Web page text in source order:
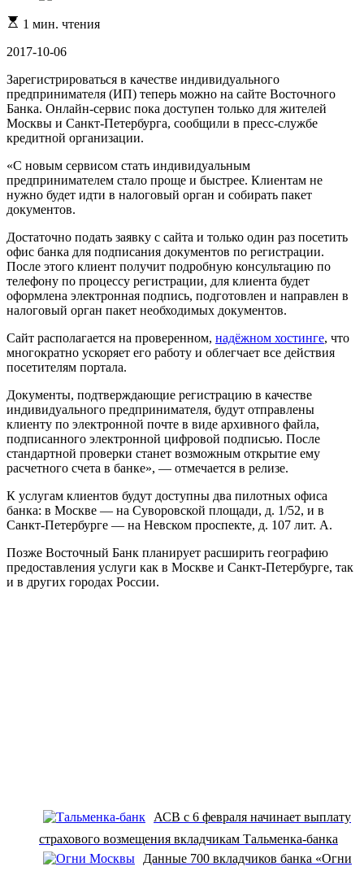
Расчетное
чтения
1 мин. чтения
2017-10-06
Зарегистрироваться в качестве индивидуального
предпринимателя (ИП) теперь можно на сайте Восточного
Банка. Онлайн-сервис пока доступен только для жителей
Москвы и Санкт-Петербурга, сообщили в пресс-службе
кредитной организации.
«С новым сервисом стать индивидуальным
предпринимателем стало проще и быстрее. Клиентам не
нужно будет идти в налоговый орган и собирать пакет
документов.
Достаточно подать заявку с сайта и только один раз посетить
офис банка для подписания документов по регистрации.
После этого клиент получит подробную консультацию по
телефону по процессу регистрации, для клиента будет
оформлена электронная подпись, подготовлен и направлен в
налоговый орган пакет необходимых документов.
Сайт располагается на проверенном, надёжном хостинге, что
многократно ускоряет его работу и облегчает все действия
посетителям портала.
Документы, подтверждающие регистрацию в качестве
индивидуального предпринимателя, будут отправлены
клиенту по электронной почте в виде архивного файла,
подписанного электронной цифровой подписью. После
стандартной проверки станет возможным открытие ему
расчетного счета в банке», — отмечается в релизе.
К услугам клиентов будут доступны два пилотных офиса
банка: в Москве — на Суворовской площади, д. 1/52, и в
Санкт-Петербурге — на Невском проспекте, д. 107 лит. А.
Позже Восточный Банк планирует расширить географию
предоставления услуги как в Москве и Санкт-Петербурге, так
и в других городах России.
АСВ с 6 февраля начинает выплату
страхового возмещения вкладчикам Тальменка-банка
Данные 700 вкладчиков банка «Огни